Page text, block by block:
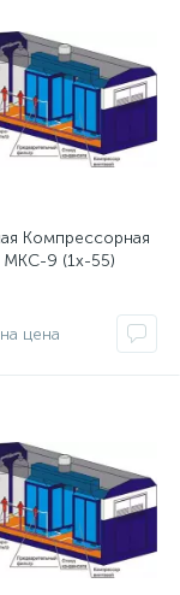
Компрессорная
МКС-9 (1x-55)
цена